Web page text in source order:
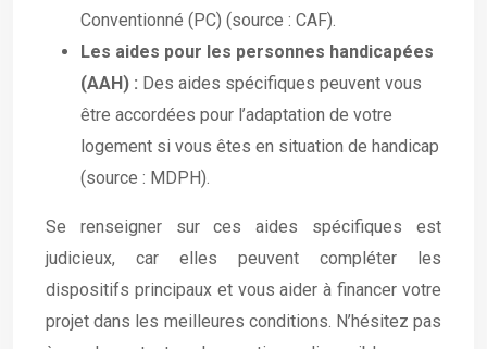
Conventionné (PC) (source : CAF).
Les aides pour les personnes handicapées
(AAH) : Des aides spécifiques peuvent vous
être accordées pour l’adaptation de votre
logement si vous êtes en situation de handicap
(source : MDPH).
Se renseigner sur ces aides spécifiques est
judicieux, car elles peuvent compléter les
dispositifs principaux et vous aider à financer votre
projet dans les meilleures conditions. N’hésitez pas